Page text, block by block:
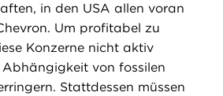
in den USA allen voran
Um profitabel zu
Konzerne nicht aktiv
Abhängigkeit von fossilen
Stattdessen müssen